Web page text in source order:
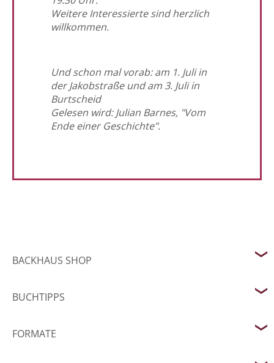
Weitere Interessierte sind herzlich
willkommen.
Und schon mal vorab: am 1. Juli in
der Jakobstraße und am 3. Juli in
Burtscheid
Gelesen wird: Julian Barnes, "Vom
Ende einer Geschichte".
BACKHAUS SHOP
BUCHTIPPS
FORMATE